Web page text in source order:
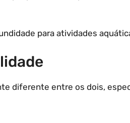
para atividades
diferente entre os dois,